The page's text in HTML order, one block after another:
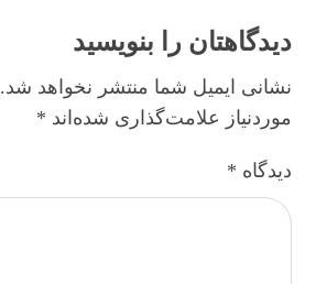
دیدگاهتان را بنویسید
نشانی ایمیل شما منتشر نخواهد شد.
موردنیاز علامت‌گذاری شده‌اند *
دیدگاه *